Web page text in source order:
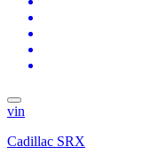
vin
Cadillac SRX